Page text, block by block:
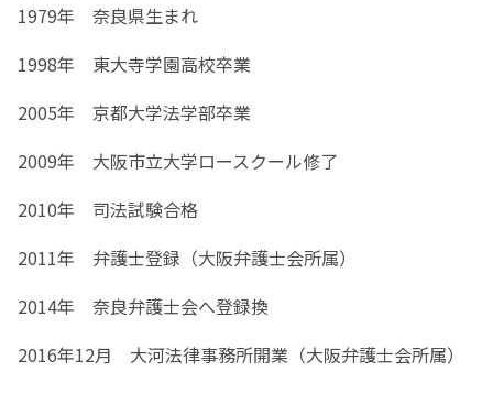
1979年 奈良県生まれ
1998年 東大寺学園高校卒業
2005年 京都大学法学部卒業
2009年 大阪市立大学ロースクール修了
2010年 司法試験合格
2011年 弁護士登録（大阪弁護士会所属）
2014年 奈良弁護士会へ登録換
2016年12月 大河法律事務所開業（大阪弁護士会所属）